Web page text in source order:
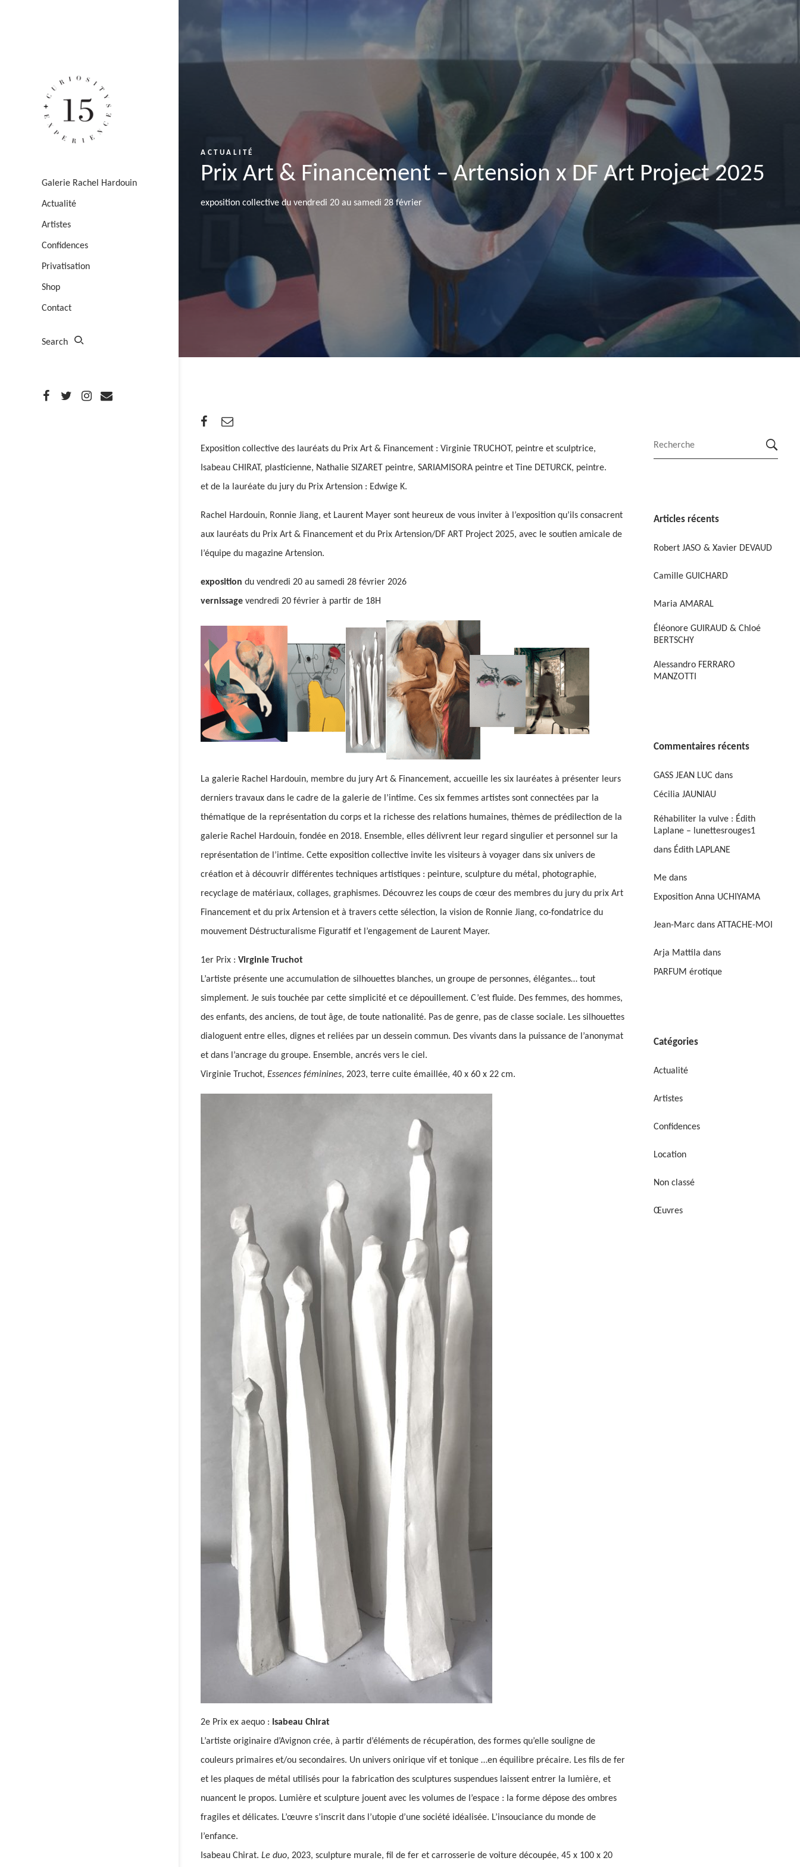
Galerie Rachel Hardouin
Actualité
Artistes
Confidences
Privatisation
Shop
Contact
Search
ACTUALITÉ
Prix Art & Financement – Artension x DF Art Project 2025
exposition collective du vendredi 20 au samedi 28 février
Exposition collective des lauréats du Prix Art & Financement : Virginie TRUCHOT, peintre et sculptrice,
Isabeau CHIRAT, plasticienne, Nathalie SIZARET peintre, SARIAMISORA peintre et Tine DETURCK, peintre.
et de la lauréate du jury du Prix Artension : Edwige K.
Rachel Hardouin, Ronnie Jiang, et Laurent Mayer sont heureux de vous inviter à l’exposition qu’ils consacrent
aux lauréats du Prix Art & Financement et du Prix Artension/DF ART Project 2025, avec le soutien amicale de
l’équipe du magazine Artension.
exposition du vendredi 20 au samedi 28 février 2026
vernissage vendredi 20 février à partir de 18H
La galerie Rachel Hardouin, membre du jury Art & Financement, accueille les six lauréates à présenter leurs
derniers travaux dans le cadre de la galerie de l’intime. Ces six femmes artistes sont connectées par la
thématique de la représentation du corps et la richesse des relations humaines, thèmes de prédilection de la
galerie Rachel Hardouin, fondée en 2018. Ensemble, elles délivrent leur regard singulier et personnel sur la
représentation de l’intime. Cette exposition collective invite les visiteurs à voyager dans six univers de
création et à découvrir différentes techniques artistiques : peinture, sculpture du métal, photographie,
recyclage de matériaux, collages, graphismes. Découvrez les coups de cœur des membres du jury du prix Art
Financement et du prix Artension et à travers cette sélection, la vision de Ronnie Jiang, co-fondatrice du
mouvement Déstructuralisme Figuratif et l’engagement de Laurent Mayer.
1er Prix : Virginie Truchot
L’artiste présente une accumulation de silhouettes blanches, un groupe de personnes, élégantes… tout
simplement. Je suis touchée par cette simplicité et ce dépouillement. C’est fluide. Des femmes, des hommes,
des enfants, des anciens, de tout âge, de toute nationalité. Pas de genre, pas de classe sociale. Les silhouettes
dialoguent entre elles, dignes et reliées par un dessein commun. Des vivants dans la puissance de l’anonymat
et dans l’ancrage du groupe. Ensemble, ancrés vers le ciel.
Virginie Truchot, Essences féminines, 2023, terre cuite émaillée, 40 x 60 x 22 cm.
2e Prix ex aequo : Isabeau Chirat
L’artiste originaire d’Avignon crée, à partir d’éléments de récupération, des formes qu’elle souligne de
couleurs primaires et/ou secondaires. Un univers onirique vif et tonique …en équilibre précaire. Les fils de fer
et les plaques de métal utilisés pour la fabrication des sculptures suspendues laissent entrer la lumière, et
nuancent le propos. Lumière et sculpture jouent avec les volumes de l’espace : la forme dépose des ombres
fragiles et délicates. L’œuvre s’inscrit dans l’utopie d’une société idéalisée. L’insouciance du monde de
l’enfance.
Isabeau Chirat. Le duo, 2023, sculpture murale, fil de fer et carrosserie de voiture découpée, 45 x 100 x 20
Articles récents
Robert JASO & Xavier DEVAUD
Camille GUICHARD
Maria AMARAL
Éléonore GUIRAUD & Chloé
BERTSCHY
Alessandro FERRARO
MANZOTTI
Commentaires récents
GASS JEAN LUC dans
Cécilia JAUNIAU
Réhabiliter la vulve : Édith
Laplane – lunettesrouges1
dans Édith LAPLANE
Medans
Exposition Anna UCHIYAMA
Jean-Marcdans ATTACHE-MOI
Arja Mattila dans
PARFUM érotique
Catégories
Actualité
Artistes
Confidences
Location
Non classé
Œuvres